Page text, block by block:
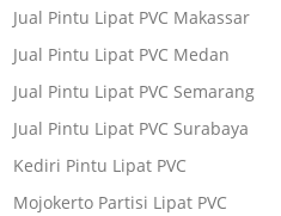
Jual Pintu Lipat PVC Makassar
Jual Pintu Lipat PVC Medan
Jual Pintu Lipat PVC Semarang
Jual Pintu Lipat PVC Surabaya
Kediri Pintu Lipat PVC
Mojokerto Partisi Lipat PVC